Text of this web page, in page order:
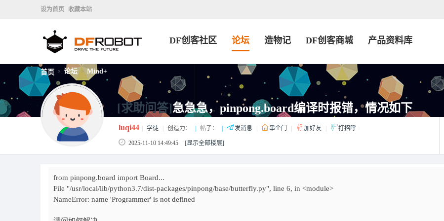
设为首页 收藏本站
DF创客社区 论坛 造物记 DF创客商城 产品资料库
首页 > 论坛 > Mind+
[求助问答]急急急，pinpong.board编译时报错，情况如下
luqi44 学徒 创造力： 帖子： 发消息 串个门 加好友 打招呼
2025-11-10 14:49:45 [显示全部楼层]
from pinpong.board import Board...
File "/usr/local/lib/python3.7/dist-packages/pinpong/base/butterfly.py", line 6, in <module>
NameError: name 'Programmer' is not defined